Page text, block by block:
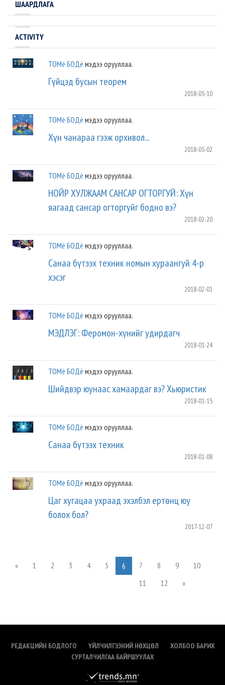
ШААРДЛАГА
ACTIVITY
ТОМё БОДё мэдээ орууллаа.
Гүйцэд бусын теорем
2018-05-10
ТОМё БОДё мэдээ орууллаа.
Хүн чанараа гээж орхивол...
2018-05-02
ТОМё БОДё мэдээ орууллаа.
НОЙР ХУЛЖААМ САНСАР ОГТОРГУЙ: Хүн
яагаад сансар огторгуйг бодно вэ?
2018-02-20
ТОМё БОДё мэдээ орууллаа.
Санаа бүтээх техник номын хураангуй 4-р
хэсэг
2018-02-01
ТОМё БОДё мэдээ орууллаа.
МЭДЛЭГ: Феромон-хүнийг удирдагч
2018-01-24
ТОМё БОДё мэдээ орууллаа.
Шийдвэр юунаас хамаардаг вэ? Хьюристик
2018-01-15
ТОМё БОДё мэдээ орууллаа.
Санаа бүтээх техник
2018-01-08
ТОМё БОДё мэдээ орууллаа.
Цаг хугацаа ухраад эхэлбэл ертөнц юу
болох бол?
2017-12-07
« 1 2 3 4 5 6 7 8 9
10
11
12 »
РЕДАКЦИЙН БОДЛОГО ҮЙЛЧИЛГЭЭНИЙ НӨХЦӨЛ
ХОЛБОО БАРИХ
СУРТАЛЧИЛГАА БАЙРШУУЛАХ